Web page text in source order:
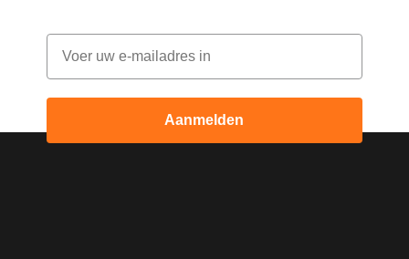
Email
Aanmelden